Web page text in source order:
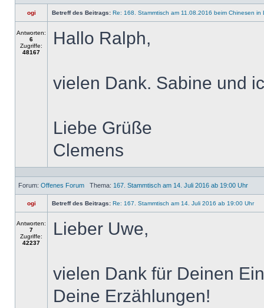
ogi Betreff des Beitrags: Re: 168. Stammtisch am 11.08.2016 beim Chinesen in
Antworten:
6
Zugriffe:
48167
Hallo Ralph,
vielen Dank. Sabine und
Liebe Grüße
Clemens
Forum: Offenes Forum Thema: 167. Stammtisch am 14. Juli 2016 ab 19:00 Uhr
ogi Betreff des Beitrags: Re: 167. Stammtisch am 14. Juli 2016 ab 19:00 Uhr
Antworten:
7
Zugriffe:
42237
Lieber Uwe,
vielen Dank für Deinen
Deine Erzählungen!